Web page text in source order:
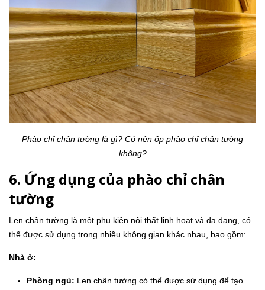
Phào chỉ chân tường là gì? Có nên ốp phào chỉ chân tường
không?
6. Ứng dụng của phào chỉ chân
tường
Len chân tường là một phụ kiện nội thất linh hoạt và đa dạng, có
thể được sử dụng trong nhiều không gian khác nhau, bao gồm:
Nhà ở:
Phòng ngủ: Len chân tường có thể được sử dụng để tạo